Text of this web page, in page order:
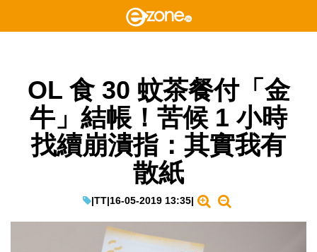
OL 食 30 蚊茶餐付「金
牛」結帳！苦候 1 小時
找續崩潰指：其實我有
散紙
|TT|16-05-2019 13:35|